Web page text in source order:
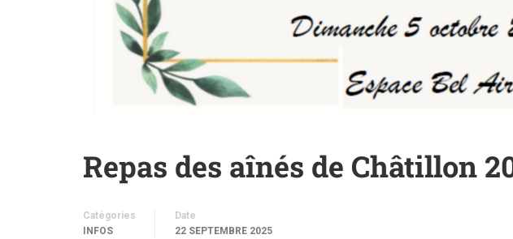
Repas des aînés de Châtillon
Catégories
INFOS
Date
22 SEPTEMBRE 2025